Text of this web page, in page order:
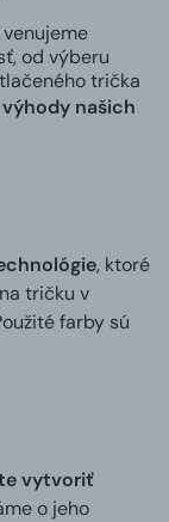
od výberu
trička
našich
, ktoré
na tričku v
farby sú
vytvoriť
o jeho